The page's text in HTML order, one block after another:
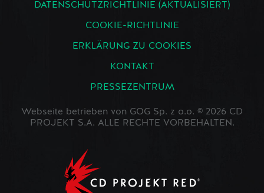
DATENSCHUTZRICHTLINIE (AKTUALISIERT)
COOKIE-RICHTLINIE
ERKLÄRUNG ZU COOKIES
KONTAKT
PRESSEZENTRUM
Webseite betrieben von GOG Sp. z o.o. © 2026 CD
PROJEKT S.A. ALLE RECHTE VORBEHALTEN.